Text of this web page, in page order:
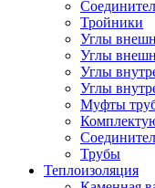
Тройники
Углы
Углы
Углы
Углы
Муфты
Трубы
Теплоизоляция